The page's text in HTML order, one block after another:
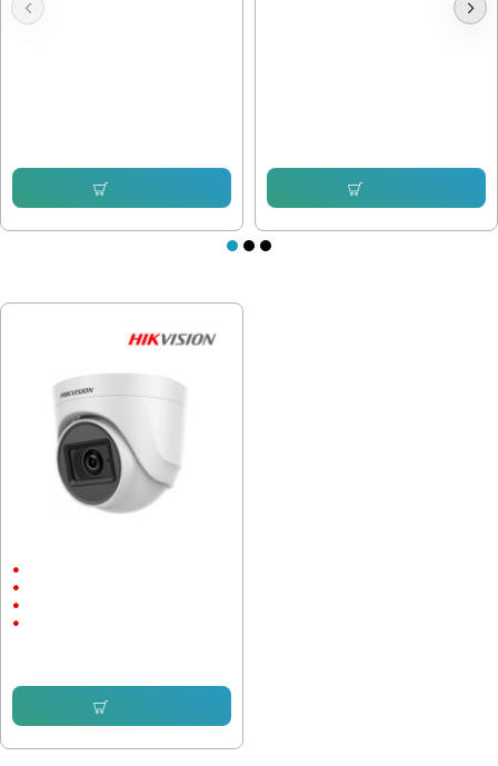
Камера Hikvision DS-2CE56D0T-
IRPF
1mpx, 3.6mm, Вътрешна Hikvision